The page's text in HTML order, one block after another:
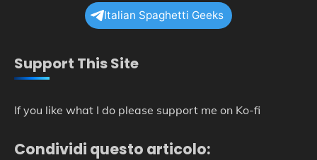
Italian Spaghetti Geeks
Support This Site
If you like what I do please support me on Ko-fi
Condividi questo articolo: